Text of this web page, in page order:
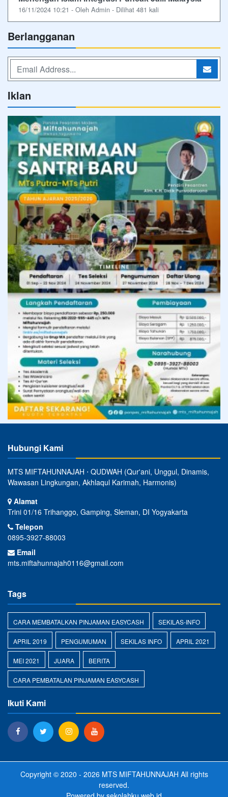
16/11/2024 10:21 - Oleh Admin - Dilihat 481 kali
Berlangganan
Iklan
Hubungi Kami
MTS MIFTAHUNNAJAH ⋅ QUDWAH (Qur'ani, Unggul, Dinamis,
Wawasan Lingkungan, Akhlaqul Karimah, Harmonis)
Alamat
Trini 01/16 Trihanggo, Gamping, Sleman, DI Yogyakarta
Telepon
0895-3927-88003
Email
mts.miftahunnajah0116@gmail.com
Tags
CARA MEMBATALKAN PINJAMAN EASYCASH SEKILAS-INFO
APRIL 2019 PENGUMUMAN SEKILAS INFO APRIL 2021
MEI 2021 JUARA BERITA
CARA PEMBATALAN PINJAMAN EASYCASH
Ikuti Kami
Copyright © 2020 - 2026 MTS MIFTAHUNNAJAH All rights
reserved.